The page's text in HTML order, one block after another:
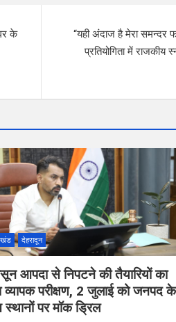
के
“यही अंदाज है मेरा समन्दर
प्रतियोगिता में राजकीय
देहरादून
आपदा से निपटने की तैयारियों का
व्यापक परीक्षण, 2 जुलाई को जनपद के
स्थानों पर मॉक ड्रिल